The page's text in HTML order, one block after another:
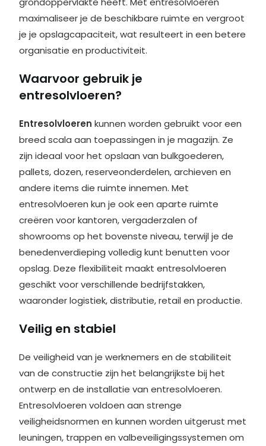
maximaliseer je de beschikbare ruimte en vergroot
je je opslagcapaciteit, wat resulteert in een betere
organisatie en productiviteit.
Waarvoor gebruik je
entresolvloeren?
Entresolvloeren kunnen worden gebruikt voor een
breed scala aan toepassingen in je magazijn. Ze
zijn ideaal voor het opslaan van bulkgoederen,
pallets, dozen, reserveonderdelen, archieven en
andere items die ruimte innemen. Met
entresolvloeren kun je ook een aparte ruimte
creëren voor kantoren, vergaderzalen of
showrooms op het bovenste niveau, terwijl je de
benedenverdieping volledig kunt benutten voor
opslag. Deze flexibiliteit maakt entresolvloeren
geschikt voor verschillende bedrijfstakken,
waaronder logistiek, distributie, retail en productie.
Veilig en stabiel
De veiligheid van je werknemers en de stabiliteit
van de constructie zijn het belangrijkste bij het
ontwerp en de installatie van entresolvloeren.
Entresolvloeren voldoen aan strenge
veiligheidsnormen en kunnen worden uitgerust met
leuningen, trappen en valbeveiligingssystemen om